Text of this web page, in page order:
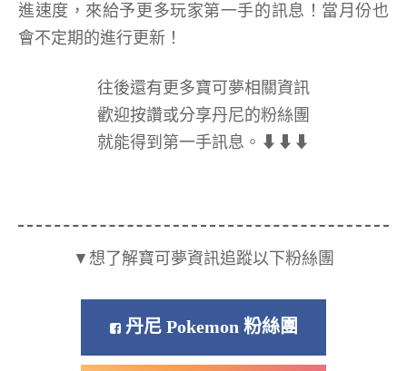
進速度，來給予更多玩家第一手的訊息！當月份也
會不定期的進行更新！
往後還有更多寶可夢相關資訊
歡迎按讚或分享丹尼的粉絲團
就能得到第一手訊息。⬇⬇⬇
▼想了解寶可夢資訊追蹤以下粉絲團
丹尼 Pokemon 粉絲團